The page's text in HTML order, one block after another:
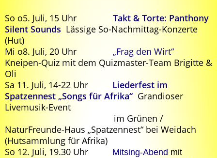
So o5. Juli, 15 Uhr Takt & Torte: Panthony
Silent Sounds Lässige So-Nachmittag-Konzerte
(Hut)
Mi o8. Juli, 20 Uhr „Frag den Wirt“
Kneipen-Quiz mit dem Quizmaster-Team Brigitte &
Oli
Sa 11. Juli, 14-22 Uhr Liederfest im
Spatzennest „Songs für Afrika“ Grandioser
Livemusik-Event
im Grünen /
NaturFreunde-Haus „Spatzennest“ bei Weidach
(Hutsammlung für Afrika)
So 12. Juli, 19.30 Uhr
Mitsing-Abend mit